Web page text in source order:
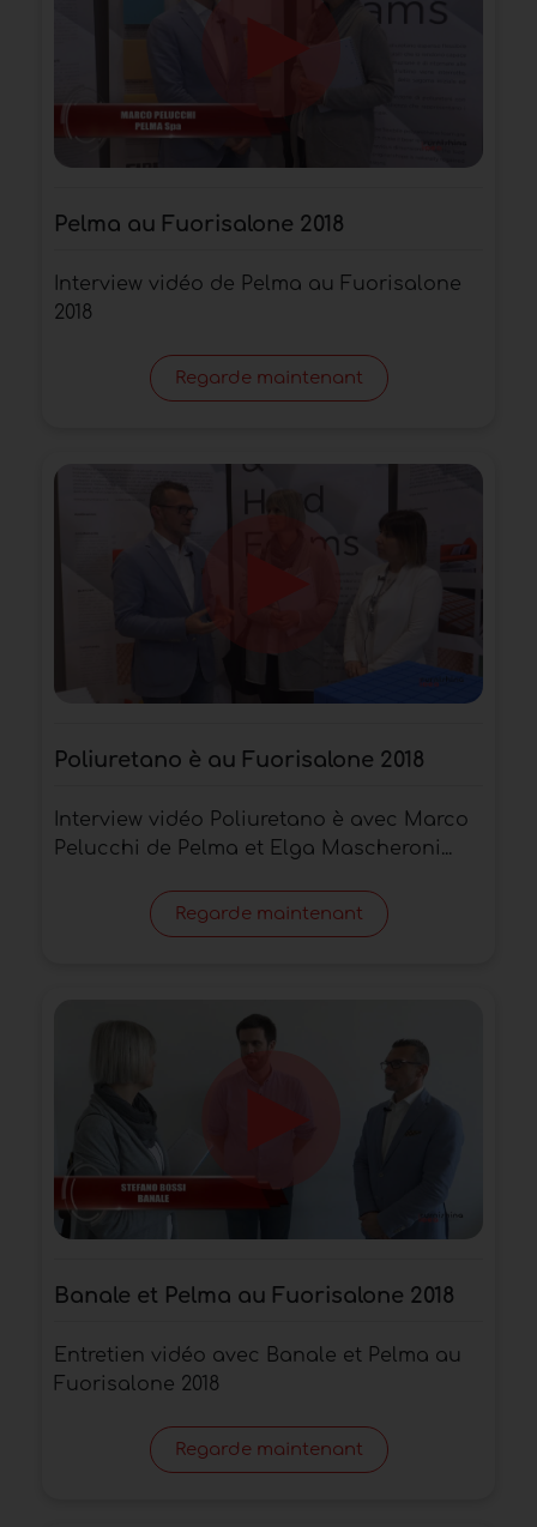
Pelma au Fuorisalone 2018
Interview vidéo de Pelma au Fuorisalone
2018
Regarde maintenant
Poliuretano è au Fuorisalone 2018
Interview vidéo Poliuretano è avec Marco
Pelucchi de Pelma et Elga Mascheroni...
Regarde maintenant
Banale et Pelma au Fuorisalone 2018
Entretien vidéo avec Banale et Pelma au
Fuorisalone 2018
Regarde maintenant